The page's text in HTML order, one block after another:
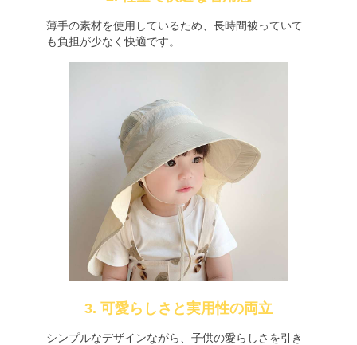
薄手の素材を使用しているため、長時間被っていて
も負担が少なく快適です。
3. 可愛らしさと実用性の両立
シンプルなデザインながら、子供の愛らしさを引き